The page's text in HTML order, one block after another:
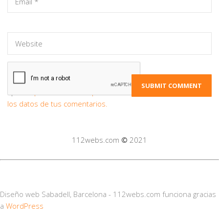
Este sitio usa Akismet para reducir el
spam.
los datos de tus comentarios.
112webs.com © 2021
Diseño web Sabadell, Barcelona - 112webs.com funciona gracias
a WordPress